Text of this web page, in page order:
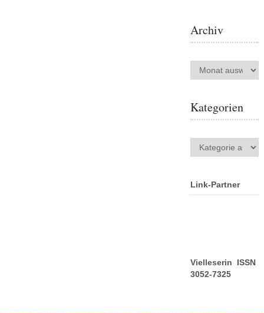
Archiv
Archiv
Kategorien
Kategorien
Link-Partner
Vielleserin ISSN
3052-7325